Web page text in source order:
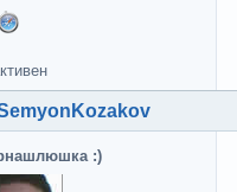
:)